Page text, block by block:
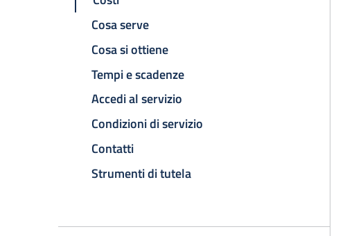
Cosa serve
Cosa si ottiene
Tempi e scadenze
Accedi al servizio
Condizioni di servizio
Contatti
Strumenti di tutela